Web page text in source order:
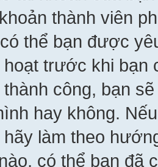
thành viên
thể bạn được
trước khi bạn
công, bạn
hay không.
làm theo
có thể bạn đã